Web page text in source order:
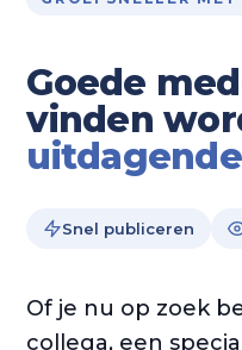
Goede
vinden
Snel publiceren
Of je nu op zoek
collega, een